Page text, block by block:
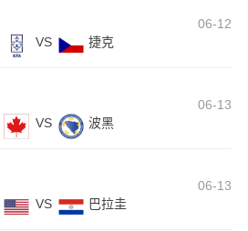
06-12
VS 捷克
06-13
VS 波黑
06-13
VS 巴拉圭